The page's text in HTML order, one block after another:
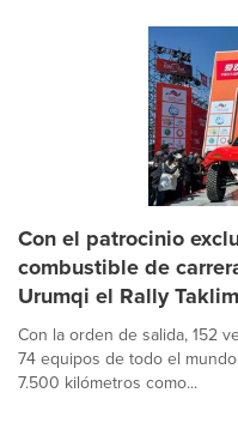
Con el patrocinio
combustible de
Urumqi el Rally
Con la orden de salida, 152
74 equipos de todo el
7.500 kilómetros como...